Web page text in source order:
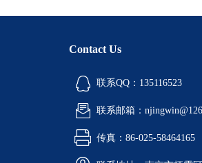
Contact Us
联系QQ：135116523
联系邮箱：
传真：86-025-58464165